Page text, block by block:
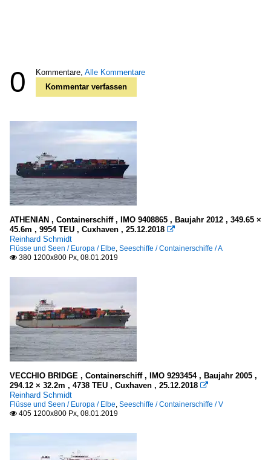
0 Kommentare, Alle Kommentare
Kommentar verfassen
ATHENIAN , Containerschiff , IMO 9408865 , Baujahr 2012 , 349.65 ×
45.6m , 9954 TEU , Cuxhaven , 25.12.2018 
Reinhard Schmidt
Flüsse und Seen / Europa / Elbe, Seeschiffe / Containerschiffe / A
 380 1200x800 Px, 08.01.2019
VECCHIO BRIDGE , Containerschiff , IMO 9293454 , Baujahr 2005 ,
294.12 × 32.2m , 4738 TEU , Cuxhaven , 25.12.2018 
Reinhard Schmidt
Flüsse und Seen / Europa / Elbe, Seeschiffe / Containerschiffe / V
 405 1200x800 Px, 08.01.2019